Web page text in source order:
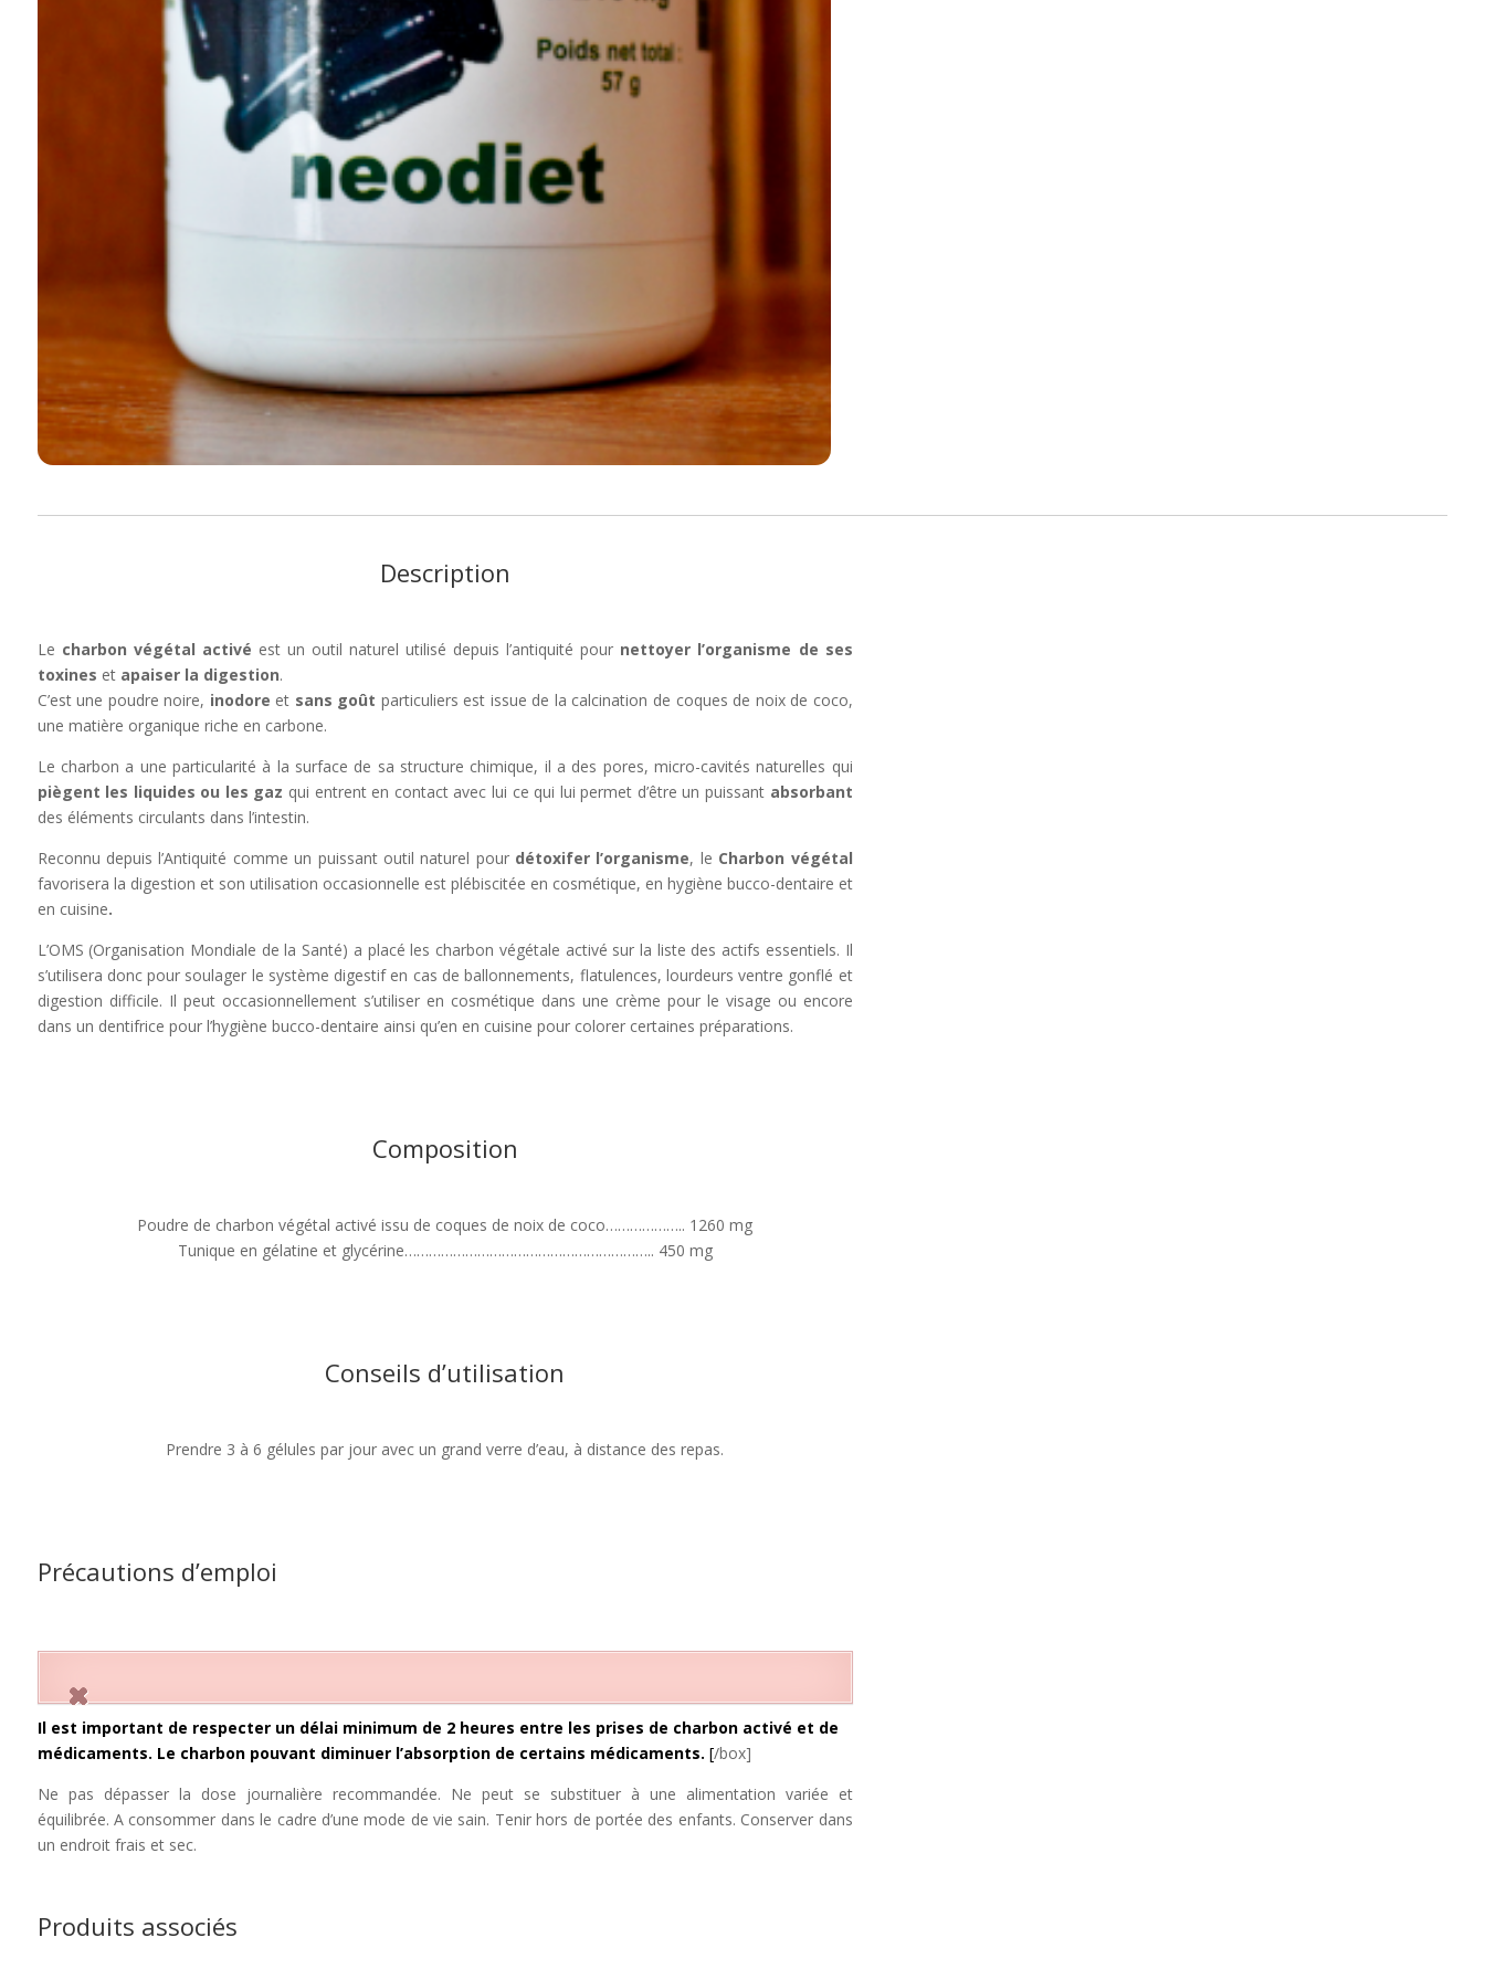
Description
Le charbon végétal activé est un outil naturel utilisé depuis l’antiquité pour nettoyer l’organisme de ses
toxines et apaiser la digestion.
C’est une poudre noire, inodore et sans goût particuliers est issue de la calcination de coques de noix de coco,
une matière organique riche en carbone.
Le charbon a une particularité à la surface de sa structure chimique, il a des pores, micro-cavités naturelles qui
piègent les liquides ou les gaz qui entrent en contact avec lui ce qui lui permet d’être un puissant absorbant
des éléments circulants dans l’intestin.
Reconnu depuis l’Antiquité comme un puissant outil naturel pour détoxifer l’organisme, le Charbon végétal
favorisera la digestion et son utilisation occasionnelle est plébiscitée en cosmétique, en hygiène bucco-dentaire et
en cuisine.
L’OMS (Organisation Mondiale de la Santé) a placé les charbon végétale activé sur la liste des actifs essentiels. Il
s’utilisera donc pour soulager le système digestif en cas de ballonnements, flatulences, lourdeurs ventre gonflé et
digestion difficile. Il peut occasionnellement s’utiliser en cosmétique dans une crème pour le visage ou encore
dans un dentifrice pour l’hygiène bucco-dentaire ainsi qu’en en cuisine pour colorer certaines préparations.
Composition
Poudre de charbon végétal activé issu de coques de noix de coco……………….. 1260 mg
Tunique en gélatine et glycérine…………………………………………………….. 450 mg
Conseils d’utilisation
Prendre 3 à 6 gélules par jour avec un grand verre d’eau, à distance des repas.
Précautions d’emploi
Ilest important de respecter un délai minimum de 2 heures entre les prises de charbon activé et de
médicaments. Le charbon pouvant diminuer l’absorption de certains médicaments. [/box]
Ne pas dépasser la dose journalière recommandée. Ne peut se substituer à une alimentation variée et
équilibrée. A consommer dans le cadre d’une mode de vie sain. Tenir hors de portée des enfants. Conserver dans
un endroit frais et sec.
Produits associés